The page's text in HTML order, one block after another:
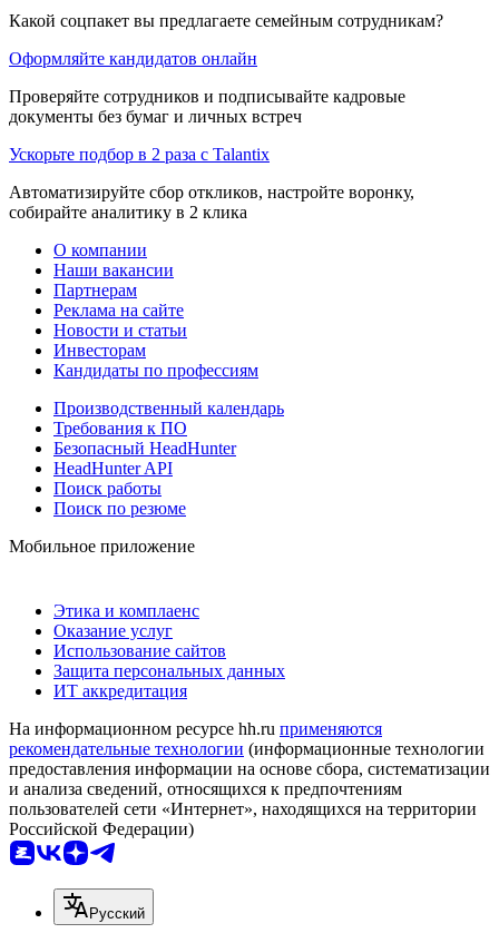
Какой соцпакет вы предлагаете семейным сотрудникам?
Оформляйте кандидатов онлайн
Проверяйте сотрудников и подписывайте кадровые
документы без бумаг и личных встреч
Ускорьте подбор в 2 раза с Talantix
Автоматизируйте сбор откликов, настройте воронку,
собирайте аналитику в 2 клика
О компании
Наши вакансии
Партнерам
Реклама на сайте
Новости и статьи
Инвесторам
Кандидаты по профессиям
Производственный календарь
Требования к ПО
Безопасный HeadHunter
HeadHunter API
Поиск работы
Поиск по резюме
Мобильное приложение
Этика и комплаенс
Оказание услуг
Использование сайтов
Защита персональных данных
ИТ аккредитация
На информационном ресурсе hh.ru применяются
рекомендательные технологии (информационные технологии
предоставления информации на основе сбора, систематизации
и анализа сведений, относящихся к предпочтениям
пользователей сети «Интернет», находящихся на территории
Российской Федерации)
Русский